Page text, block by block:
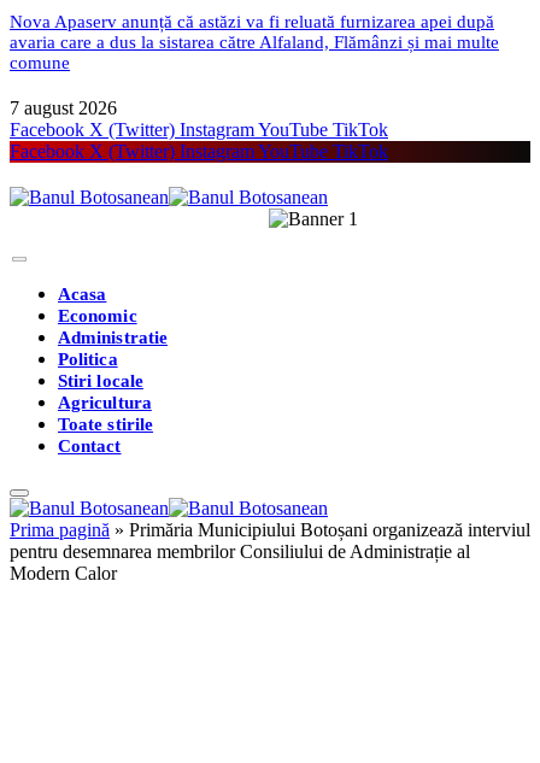
Nova Apaserv anunță că astăzi va fi reluată furnizarea apei după
avaria care a dus la sistarea către Alfaland, Flămânzi și mai multe
comune
7 august 2026
Facebook X (Twitter) InstagramYouTube TikTok
Facebook X (Twitter) InstagramYouTube TikTok
Acasa
Economic
Administratie
Politica
Stiri locale
Agricultura
Toate stirile
Contact
Prima pagină » Primăria Municipiului Botoșani organizează interviul
pentru desemnarea membrilor Consiliului de Administrație al
Modern Calor